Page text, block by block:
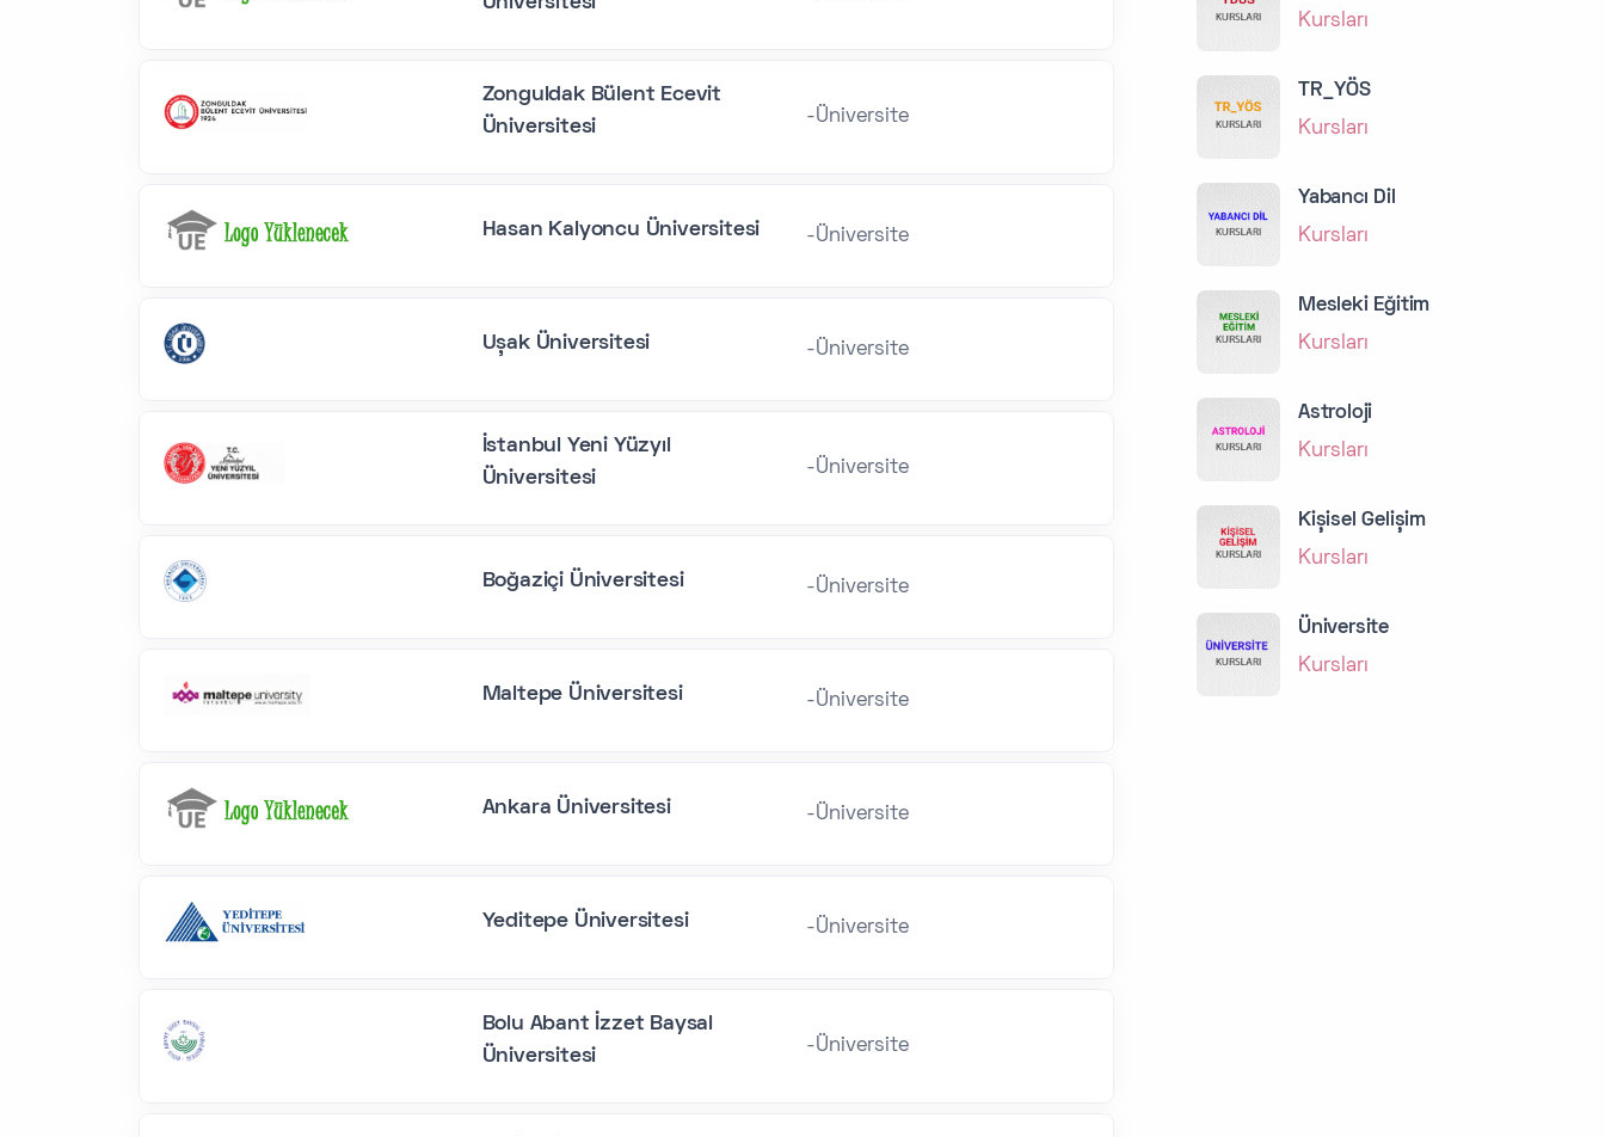
Zonguldak Bülent Ecevit
Üniversitesi
-Üniversite
Hasan Kalyoncu Üniversitesi -Üniversite
Uşak Üniversitesi -Üniversite
İstanbul Yeni Yüzyıl
Üniversitesi
-Üniversite
Boğaziçi Üniversitesi -Üniversite
Maltepe Üniversitesi -Üniversite
Ankara Üniversitesi -Üniversite
Yeditepe Üniversitesi -Üniversite
Bolu Abant İzzet Baysal
Üniversitesi
-Üniversite
Kursları
TR_YÖS
Kursları
Yabancı Dil
Kursları
Mesleki Eğitim
Kursları
Astroloji
Kursları
Kişisel Gelişim
Kursları
Üniversite
Kursları